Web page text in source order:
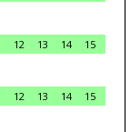
12 13 14
15
12 13 14
15